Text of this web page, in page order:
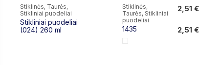
Stiklinės, Taurės,
Stikliniai puodeliai
Stikliniai puodeliai
(024) 260 ml
Stiklinės,
Taurės, Stikliniai
puodeliai
1435
2,51 €
2,51 €